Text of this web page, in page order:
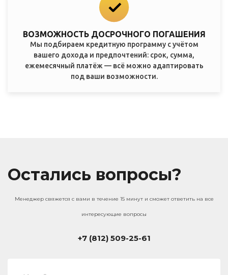
ВОЗМОЖНОСТЬ ДОСРОЧНОГО ПОГАШЕНИЯ
Мы подбираем кредитную программу с учётом
вашего дохода и предпочтений: срок, сумма,
ежемесячный платёж — всё можно адаптировать
под ваши возможности.
Остались вопросы?
Менеджер свяжется с вами в течение 15 минут и сможет ответить на все
интересующие вопросы
+7 (812) 509-25-61